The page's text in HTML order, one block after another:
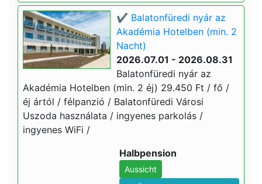
✔️ Balatonfüredi nyár az
Akadémia Hotelben (min. 2
Nacht)
2026.07.01 - 2026.08.31
Balatonfüredi nyár az
Akadémia Hotelben (min. 2 éj) 29.450 Ft / fő /
éj ártól / félpanzió / Balatonfüredi Városi
Uszoda használata / ingyenes parkolás /
ingyenes WiFi /
Halbpension
Aussicht